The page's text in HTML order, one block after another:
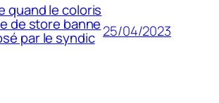
quand le coloris
de store banne
par le syndic 25/04/2023